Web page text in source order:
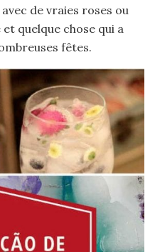
de vraies roses ou
quelque chose qui a
fêtes.